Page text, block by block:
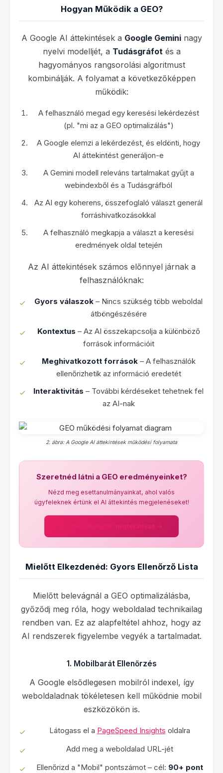
Hogyan Működik a GEO?
A Google AI áttekintések a Google Gemininagy
nyelvi modelljét, a Tudásgráfotés a
hagyományos rangsorolási algoritmust
kombinálják. A folyamat a következőképpen
működik:
A felhasználó megad egy keresési lekérdezést
(pl. "mi az a GEO optimalizálás")
A Google elemzi a lekérdezést, és eldönti, hogy
AI áttekintést generáljon-e
A Gemini modell releváns tartalmakat gyűjt a
webindexből és a Tudásgráfból
Az AI egy koherens, összefoglaló választ generál
forráshivatkozásokkal
A felhasználó megkapja a választ a keresési
eredmények oldal tetején
Az AI áttekintések számos előnnyel járnak a
felhasználóknak:
Gyors válaszok – Nincs szükség több weboldal
átböngészésére
Kontextus – Az AI összekapcsolja a különböző
források információit
Meghivatkozott források– A felhasználók
ellenőrizhetik az információ eredetét
Interaktivitás – További kérdéseket tehetnek fel
az AI-nak
2. ábra: A Google AI áttekintések működési folyamata
Szeretnéd látni a GEO eredményeinket?
Nézd meg esettanulmányainkat, ahol valós
ügyfeleknek értünk el AI áttekintés megjelenéseket!
Esettanulmányok megtekintése →
Mielőtt Elkezdenéd: Gyors Ellenőrző Lista
Mielőtt belevágnál a GEO optimalizálásba,
győződj meg róla, hogy weboldalad technikailag
rendben van. Ez az alapfeltétel ahhoz, hogy az
AI rendszerek figyelembe vegyék a tartalmadat.
1. Mobilbarát Ellenőrzés
A Google elsődlegesen mobilról indexel, így
weboldaladnak tökéletesen kell működnie mobil
eszközökön is.
Látogass el a PageSpeed Insights oldalra
Add meg a weboldalad URL-jét
Ellenőrizd a "Mobil" pontszámot – cél: 90+ pont